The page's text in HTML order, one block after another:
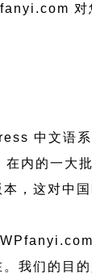
对
中文语
内的一大
，这对中
我们的目